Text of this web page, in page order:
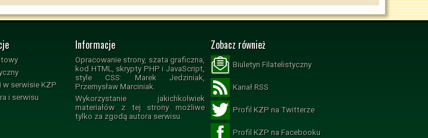
w serwisie KZP
i serwisu
Informacje
Opracowanie strony, szata graficzna,
kod HTML, skrypty PHP i JavaScript,
style CSS: Marek Jedziniak,
Przemysław Marciniak.
Wykorzystanie jakichkolwiek
materiałów z tej strony możliwe
tylko za zgodą autora serwisu.
Zobacz również
Biuletyn Filatelistyczny
Kanał RSS
Profil KZP na Twitterze
Profil KZP na Facebooku